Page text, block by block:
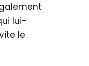
lui-
le